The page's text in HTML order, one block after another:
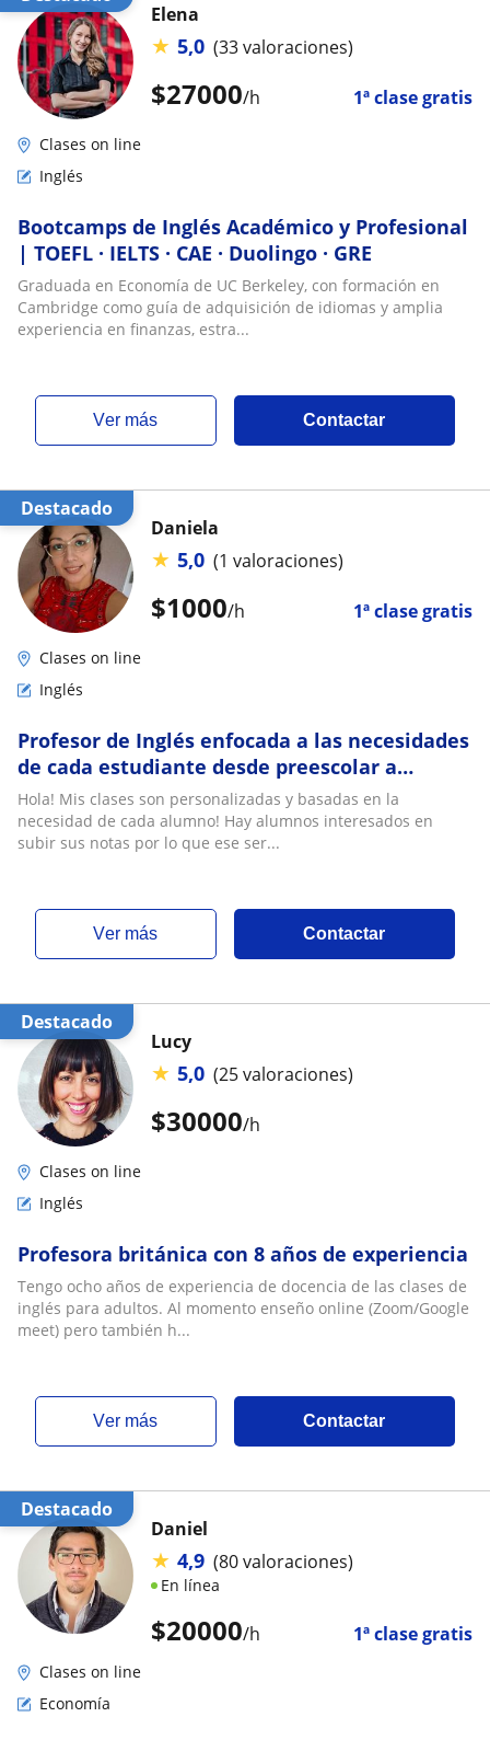
$27000/h 1ª clase gratis
Elena
★ 5,0 (33 valoraciones)
Clases on line
Inglés
Bootcamps de Inglés Académico y Profesional
| TOEFL · IELTS · CAE · Duolingo · GRE
Graduada en Economía de UC Berkeley, con formación en
Cambridge como guía de adquisición de idiomas y amplia
experiencia en finanzas, estra...
ver más Contactar
Destacado
$1000/h 1ª clase gratis
Daniela
★ 5,0 (1 valoraciones)
Clases on line
Inglés
Profesor de Inglés enfocada a las necesidades
de cada estudiante desde preescolar a
trabajadores que desean certificarse
Hola! Mis clases son personalizadas y basadas en la
necesidad de cada alumno! Hay alumnos interesados en
subir sus notas por lo que ese ser...
ver más Contactar
Destacado
$30000/h
Lucy
★ 5,0 (25 valoraciones)
Clases on line
Inglés
Profesora británica con 8 años de experiencia
Tengo ocho años de experiencia de docencia de las clases de
inglés para adultos. Al momento enseño online (Zoom/Google
meet) pero también h...
ver más Contactar
Destacado
$20000/h 1ª clase gratis
Daniel
★ 4,9 (80 valoraciones)
En línea
Clases on line
Economía